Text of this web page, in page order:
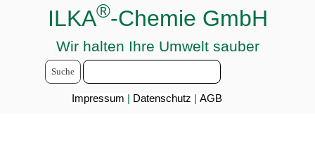
ILKA®-Chemie GmbH
Wir halten Ihre Umwelt sauber
Suche
Impressum Datenschutz AGB